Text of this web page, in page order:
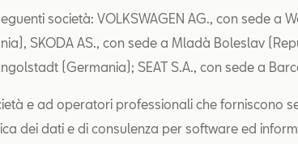
società: VOLKSWAGEN AG., con sede a
SKODA AS., con sede a Mladà Boleslav
(Germania); SEAT S.A., con sede a
e ad operatori professionali che forniscono
dei dati e di consulenza per software ed